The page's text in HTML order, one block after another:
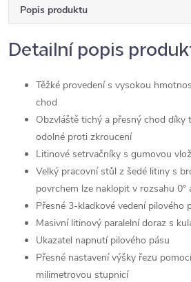
Popis produktu
Detailní popis
Těžké provedení s vysokou
chod
Obzvláště tichý a přesný chod
odolné proti zkroucení
Litinové setrvačníky s gumovou
Velký pracovní stůl z šedé litiny s
povrchem lze naklopit v rozsahu 0°
Přesné 3-kladkové vedení pilového
Masivní litinový paralelní doraz s
Ukazatel napnutí pilového pásu
Přesné nastavení výšky řezu
milimetrovou stupnicí